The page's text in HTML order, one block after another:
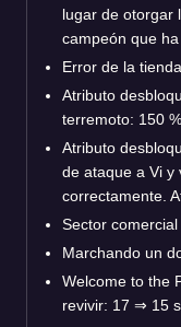
lugar de otorgar
campeón que
Error de la
Atributo
terremoto: 150
Atributo
de ataque a Vi y
correctamente.
Sector
Marchando un
Welcome to the
revivir: 17 ⇒ 15 s.